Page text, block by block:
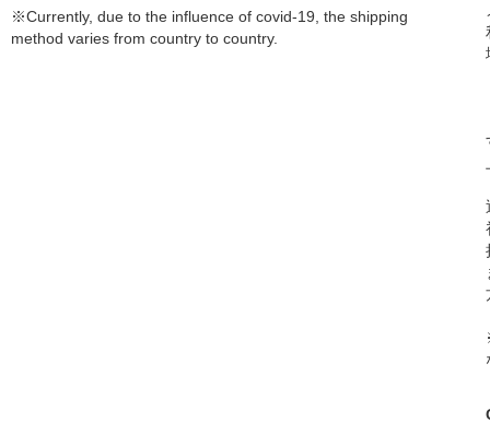
※Currently, due to the influence of covid-19, the shipping
method varies from country to country.